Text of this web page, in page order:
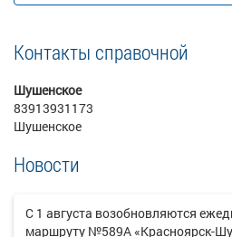
Контакты справочной
Шушенское
83913931173
Шушенское
Новости
С 1 августа возобновляются
маршруту №589А «Красноярск-